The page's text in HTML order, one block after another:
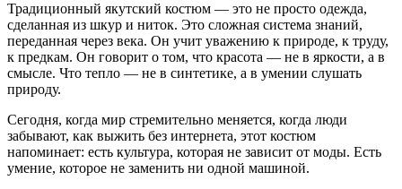
Традиционный якутский костюм — это не просто одежда,
сделанная из шкур и ниток. Это сложная система знаний,
переданная через века. Он учит уважению к природе, к труду,
к предкам. Он говорит о том, что красота — не в яркости, а в
смысле. Что тепло — не в синтетике, а в умении слушать
природу.
Сегодня, когда мир стремительно меняется, когда люди
забывают, как выжить без интернета, этот костюм
напоминает: есть культура, которая не зависит от моды. Есть
умение, которое не заменить ни одной машиной.